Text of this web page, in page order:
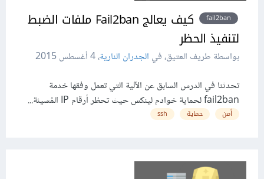
fail2ban
كيف يعالج Fail2ban ملفات الضبط
لتنفيذ الحظر
بواسطة طريف العتيق، في الجدران النارية،4 أغسطس 2015
تحدثنا في الدرس السابق عن الآلية التي تعمل وفقها خدمة
fail2ban لحماية خوادم لينكس حيث تحظر أرقام IP المُسيئة...
أمن حماية ssh